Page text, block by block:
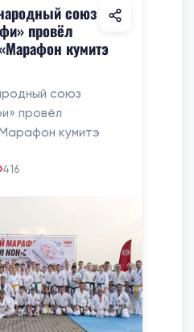
союз
провёл
кумитэ
союз
провёл
кумитэ
416